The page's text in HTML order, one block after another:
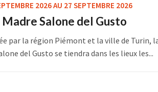
2026 AU 27 SEPTEMBRE 2026
Salone del Gusto
par la région Piémont et la ville de Turin,
del Gusto se tiendra dans les lieux les...